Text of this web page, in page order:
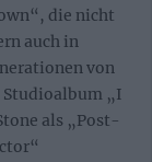
die nicht
auch in
von
Studioalbum „I
als „Post-